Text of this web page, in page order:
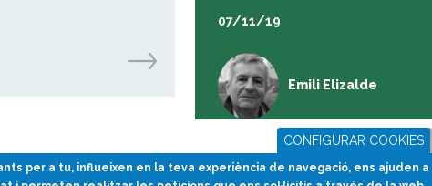
07/11/19
Emili Elizalde
CONFIGURAR COOKIES
per a tu, influeixen en la teva experiència de navegació, ens ajuden a